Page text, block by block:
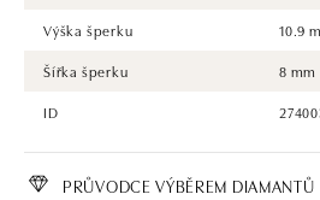
Výška šperku
10.9
Šířka šperku
8 mm
ID
PRŮVODCE VÝBĚREM DIAMANTŮ